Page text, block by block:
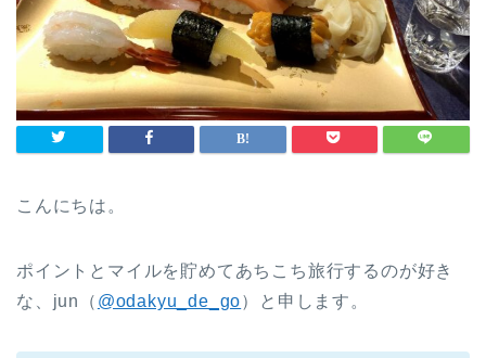
こんにちは。
ポイントとマイルを貯めてあちこち旅行するのが好き
な、jun（ @odakyu_de_go）と申します。